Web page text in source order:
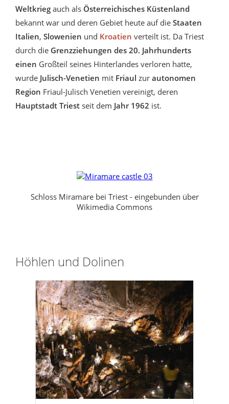
Weltkrieg auch als Österreichisches Küstenland
bekannt war und deren Gebiet heute auf die Staaten
Italien, Slowenien und Kroatien verteilt ist. Da Triest
durch die Grenzziehungen des 20. Jahrhunderts
einen Großteil seines Hinterlandes verloren hatte,
wurde Julisch-Venetien mit Friaul zur autonomen
Region Friaul-Julisch Venetien vereinigt, deren
Hauptstadt Triest seit dem Jahr 1962 ist.
Schloss Miramare bei Triest - eingebunden über
Wikimedia Commons
Höhlen und Dolinen